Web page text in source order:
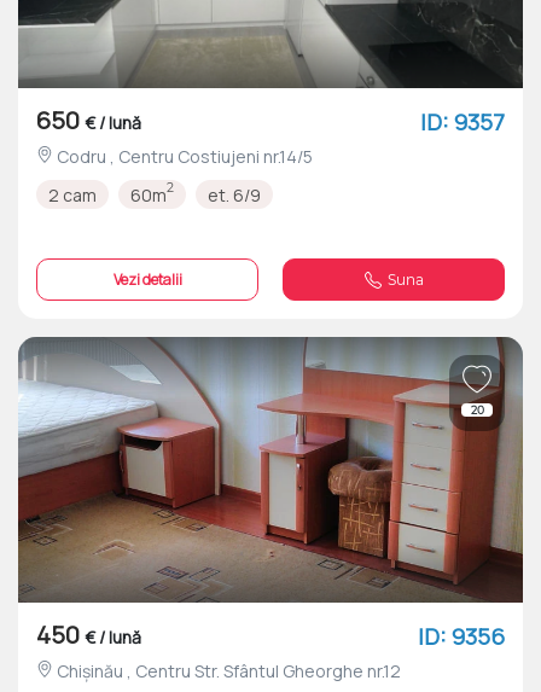
650 € / lună ID: 9357
Codru , Centru Costiujeni nr.14/5
2 cam
60m2 et. 6/9
Vezi detalii Suna
20
450 € / lună ID: 9356
Chișinău , Centru Str. Sfântul Gheorghe nr.12